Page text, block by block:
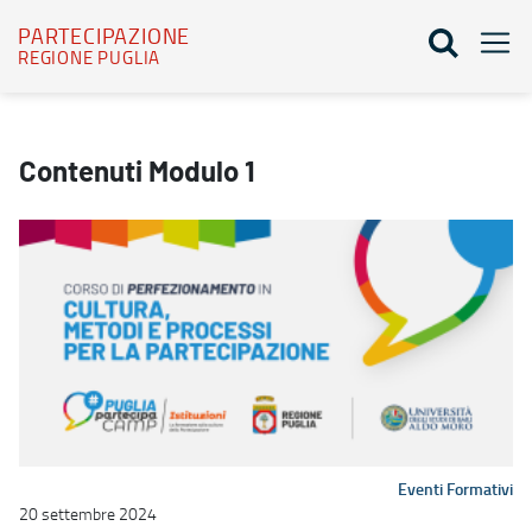
PARTECIPAZIONE
REGIONE PUGLIA
Contenuti Modulo 1
Eventi Formativi
20 settembre 2024